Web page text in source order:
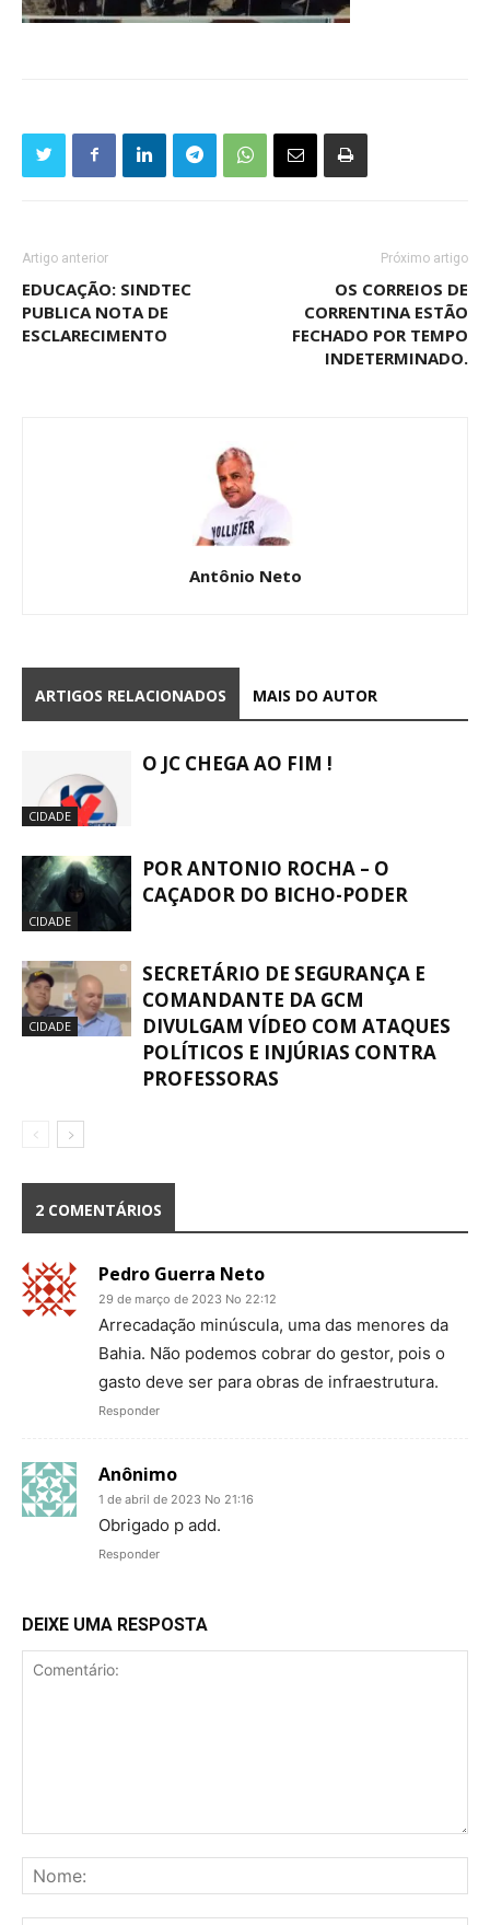
Artigo anterior
EDUCAÇÃO: SINDTEC
PUBLICA NOTA DE
ESCLARECIMENTO
Próximo artigo
OS CORREIOS DE
CORRENTINA ESTÃO
FECHADO POR TEMPO
INDETERMINADO.
Antônio Neto
ARTIGOS RELACIONADOS MAIS DO AUTOR
CIDADE
O JC CHEGA AO FIM !
CIDADE
POR ANTONIO ROCHA – O
CAÇADOR DO BICHO-PODER
CIDADE
SECRETÁRIO DE SEGURANÇA E
COMANDANTE DA GCM
DIVULGAM VÍDEO COM ATAQUES
POLÍTICOS E INJÚRIAS CONTRA
PROFESSORAS
2 COMENTÁRIOS
Pedro Guerra Neto
29 de março de 2023 No 22:12
Arrecadação minúscula, uma das menores da
Bahia. Não podemos cobrar do gestor, pois o
gasto deve ser para obras de infraestrutura.
Responder
Anônimo
1 de abril de 2023 No 21:16
Obrigado p add.
Responder
DEIXE UMA RESPOSTA